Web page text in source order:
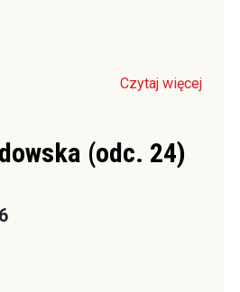
Czytaj więcej
(odc. 24)